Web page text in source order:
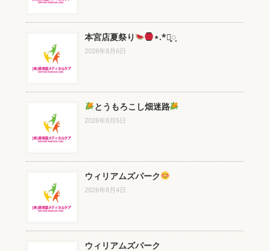
本宮店夏祭り ⋆.*⃝̥◌̥
2026年8月6日
とうもろこし畑迷路
2026年8月5日
ウィリアムズパーク
2026年8月4日
ウィリアムズパーク